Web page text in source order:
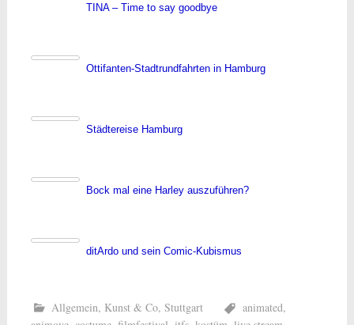
TINA – Time to say goodbye
Ottifanten-Stadtrundfahrten in Hamburg
Städtereise Hamburg
Bock mal eine Harley auszuführen?
ditArdo und sein Comic-Kubismus
Allgemein, Kunst & Co, Stuttgart animated,